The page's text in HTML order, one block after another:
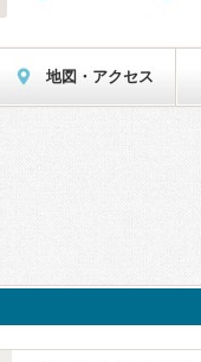
地図・アクセス